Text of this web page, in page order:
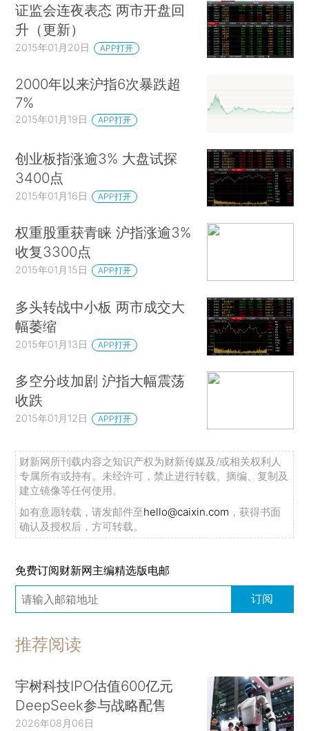
证监会连夜表态 两市开盘回
升（更新）
2015年01月20日 APP打开
2000年以来沪指6次暴跌超
7%
2015年01月19日 APP打开
创业板指涨逾3% 大盘试探
3400点
2015年01月16日 APP打开
权重股重获青睐 沪指涨逾3%
收复3300点
2015年01月15日 APP打开
多头转战中小板 两市成交大
幅萎缩
2015年01月13日 APP打开
多空分歧加剧 沪指大幅震荡
收跌
2015年01月12日 APP打开
财新网所刊载内容之知识产权为财新传媒及/或相关权利人
专属所有或持有。未经许可，禁止进行转载、摘编、复制及
建立镜像等任何使用。
如有意愿转载，请发邮件至hello@caixin.com ，获得书面
确认及授权后，方可转载。
免费订阅财新网主编精选版电邮
订阅
推荐阅读
宇树科技IPO估值600亿元
DeepSeek参与战略配售
2026年08月06日